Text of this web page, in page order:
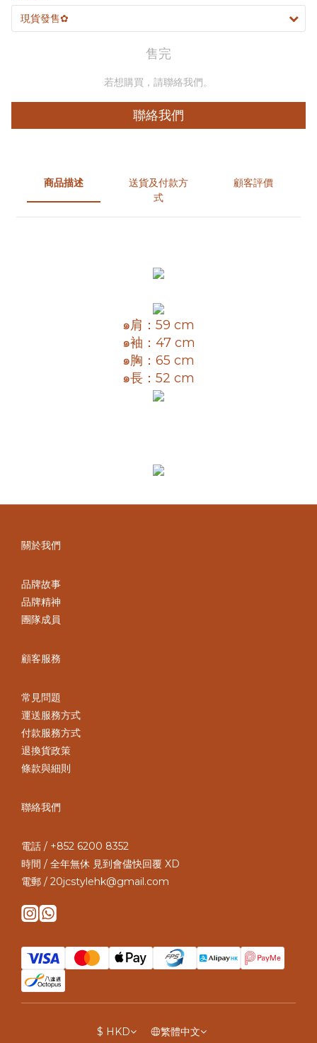
售完
若想購買，請聯絡我們。
聯絡我們
商品描述
送貨及付款方
式
顧客評價
๑肩：59 cm
๑袖：47 cm
๑胸：65 cm
๑長：52 cm
關於我們
品牌故事
品牌精神
團隊成員
顧客服務
常見問題
運送服務方式
付款服務方式
退換貨政策
條款與細則
聯絡我們
電話 / +852 6200 8352
時間 / 全年無休 見到會儘快回覆 XD
電郵 / 20jcstylehk@gmail.com
$ HKD 繁體中文